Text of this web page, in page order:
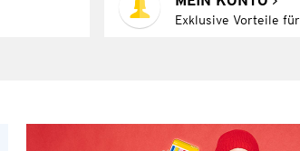
Exklusive Vorteile